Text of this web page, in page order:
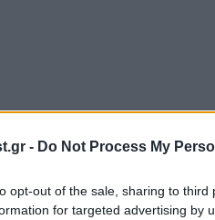
- Do Not Process My
opt-out of the sale, sharing to
for targeted advertising by